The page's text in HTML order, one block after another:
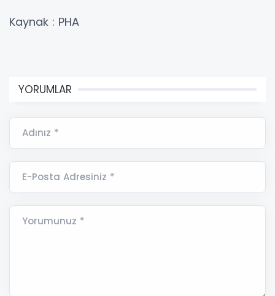
Kaynak : PHA
YORUMLAR
Adınız *
E-Posta Adresiniz *
Yorumunuz *